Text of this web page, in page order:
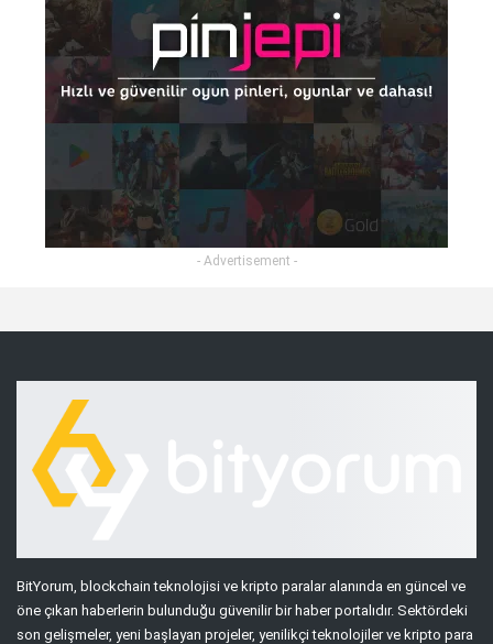
- Advertisement -
BitYorum, blockchain teknolojisi ve kripto paralar alanında en güncel ve
öne çıkan haberlerin bulunduğu güvenilir bir haber portalıdır. Sektördeki
son gelişmeler, yeni başlayan projeler, yenilikçi teknolojiler ve kripto para